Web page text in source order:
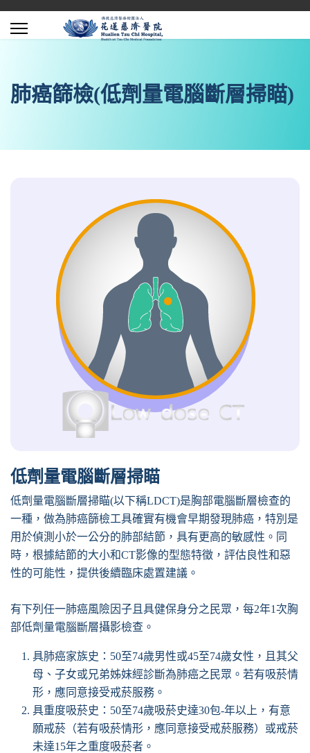
肺癌篩檢(低劑量電腦斷層掃瞄)
低劑量電腦斷層掃瞄
低劑量電腦斷層掃瞄(以下稱LDCT)是胸部電腦斷層檢查的
一種，做為肺癌篩檢工具確實有機會早期發現肺癌，特別是
用於偵測小於一公分的肺部結節，具有更高的敏感性。同
時，根據結節的大小和CT影像的型態特徵，評估良性和惡
性的可能性，提供後續臨床處置建議。
有下列任一肺癌風險因子且具健保身分之民眾，每2年1次胸
部低劑量電腦斷層攝影檢查。
具肺癌家族史：50至74歲男性或45至74歲女性，且其父
母、子女或兄弟姊妹經診斷為肺癌之民眾。若有吸菸情
形，應同意接受戒菸服務。
具重度吸菸史：50至74歲吸菸史達30包-年以上，有意
願戒菸（若有吸菸情形，應同意接受戒菸服務）或戒菸
未達15年之重度吸菸者。